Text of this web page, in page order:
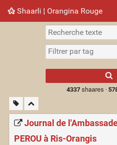
Shaarli ¦ Orangina Rouge
Nuage de tags Mur d'images
4337shaares ·
Journal de
PEROU à Ris-Orangis